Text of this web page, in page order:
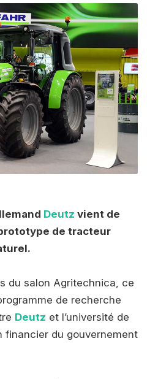
Deutz vient de
de tracteur
du salon Agritechnica, ce
de recherche
Deutz et l’université de
financier du gouvernement